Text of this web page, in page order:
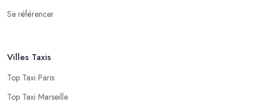
Se référencer
Villes Taxis
Top Taxi Paris
Top Taxi Marseille